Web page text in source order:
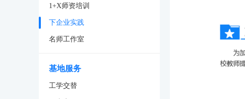
1+X师资培训
下企业实践
名师工作室
基地服务
工学交替